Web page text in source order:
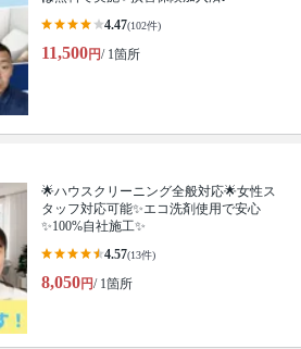
4.47(102件)
11,500円/ 1箇所
🌟ハウスクリーニング全般対応🌟女性ス
タッフ対応可能✨エコ洗剤使用で安心
✨100%自社施工✨
4.57(13件)
8,050円/ 1箇所